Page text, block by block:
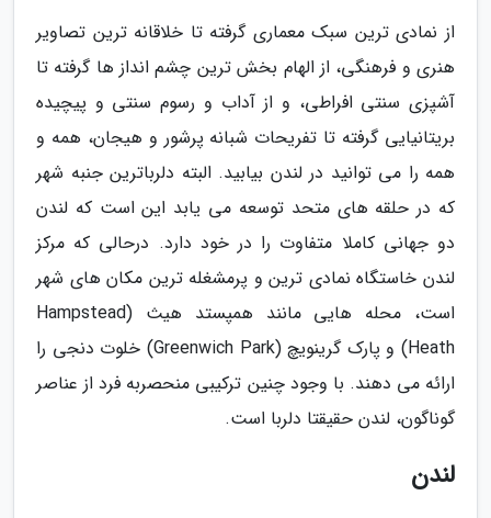
از نمادی ترین سبک معماری گرفته تا خلاقانه ترین تصاویر
هنری و فرهنگی، از الهام بخش ترین چشم انداز ها گرفته تا
آشپزی سنتی افراطی، و از آداب و رسوم سنتی و پیچیده
بریتانیایی گرفته تا تفریحات شبانه پرشور و هیجان، همه و
همه را می توانید در لندن بیابید. البته دلرباترین جنبه شهر
که در حلقه های متحد توسعه می یابد این است که لندن
دو جهانی کاملا متفاوت را در خود دارد. درحالی که مرکز
لندن خاستگاه نمادی ترین و پرمشغله ترین مکان های شهر
است، محله هایی مانند همپستد هیث (Hampstead
Heath) و پارک گرینویچ (Greenwich Park) خلوت دنجی را
ارائه می دهند. با وجود چنین ترکیبی منحصربه فرد از عناصر
گوناگون، لندن حقیقتا دلربا است.
لندن